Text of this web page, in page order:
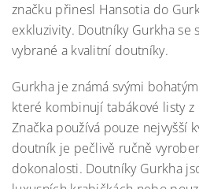
značku přinesl Hansotia do
exkluzivity. Doutníky Gurkha se
vybrané a kvalitní doutníky.
Gurkha je známá svými
které kombinují tabákové listy z
Značka používá pouze nejvyšší
doutník je pečlivě ručně
dokonalosti. Doutníky Gurkha